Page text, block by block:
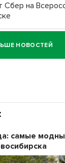
Сбер на
ЕДГ в
НОВОСТЕЙ
самые